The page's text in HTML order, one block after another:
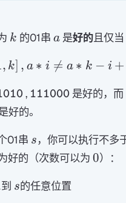
k
k 的01串 a
a是好的且仅当
, k] , a ∗ i 
= a ∗ k − i +
, \texttt{111000}
111000 是好的，而
好的。
01串 s
s ，你可以执行不多
好的（次数可以为 0
0）：
到 s
s的任意位置